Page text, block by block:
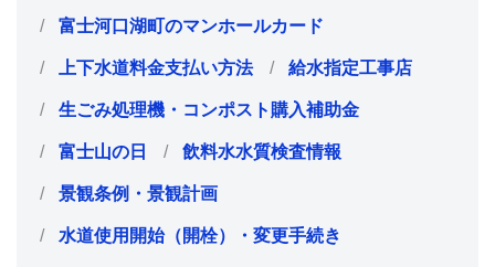
富士河口湖町のマンホールカード
上下水道料金支払い方法 給水指定工事店
生ごみ処理機・コンポスト購入補助金
富士山の日 飲料水水質検査情報
景観条例・景観計画
水道使用開始（開栓）・変更手続き